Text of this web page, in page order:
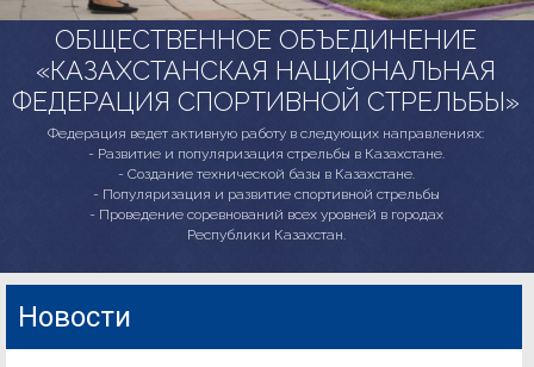
ОБЩЕСТВЕННОЕ ОБЪЕДИНЕНИЕ
«КАЗАХСТАНСКАЯ НАЦИОНАЛЬНАЯ
ФЕДЕРАЦИЯ СПОРТИВНОЙ СТРЕЛЬБЫ»
Федерация ведет активную работу в следующих направлениях:
- Развитие и популяризация стрельбы в Казахстане.
- Создание технической базы в Казахстане.
- Популяризация и развитие спортивной стрельбы
- Проведение соревнований всех уровней в городах
Республики Казахстан.
Новости